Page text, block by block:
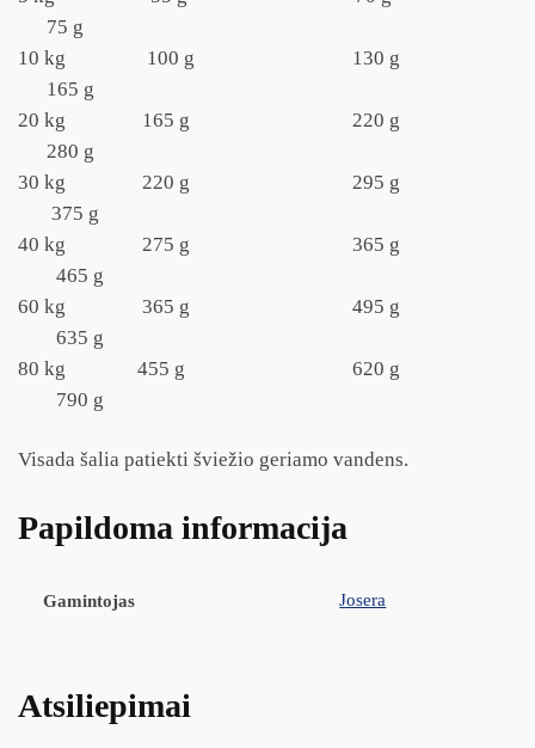
75 g
10 kg 100 g 130 g
165 g
20 kg 165 g 220 g
280 g
30 kg 220 g 295 g
375 g
40 kg 275 g 365 g
465 g
60 kg 365 g 495 g
635 g
80 kg 455 g 620 g
790 g
Visada šalia patiekti šviežio geriamo vandens.
Papildoma informacija
Gamintojas Josera
Atsiliepimai